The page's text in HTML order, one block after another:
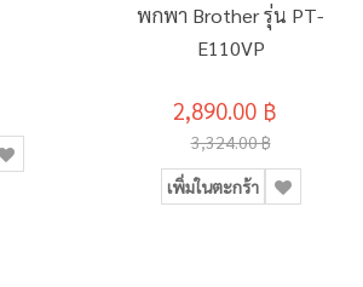
พกพา Brother รุ่น PT-
E110VP
2,890.00 ฿
3,324.00 ฿
เพิ่มในตะกร้า